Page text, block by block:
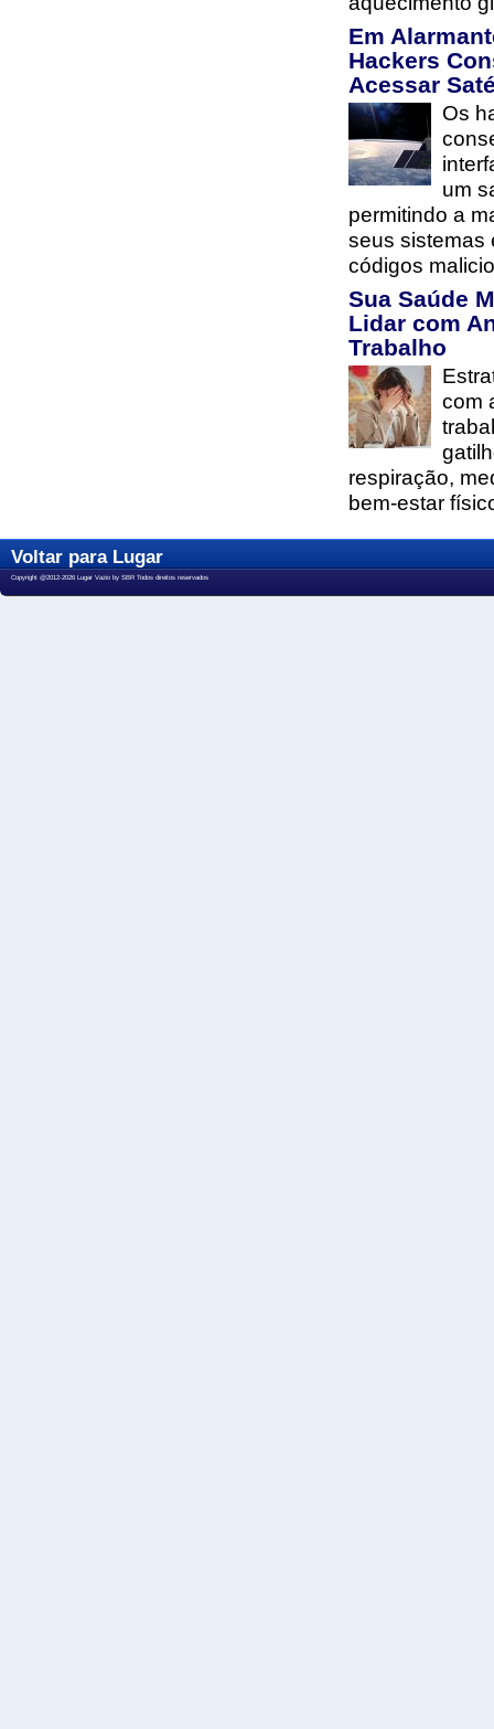
Em
Hackers
Acessar
Os
um
permitindo a
seus sistemas
códigos
Sua Saúde
Lidar com
Trabalho
com
respiração,
bem-estar
Voltar para Lugar
Copyright @2012-2026 Lugar Vazio by SBR Todos direitos reservados